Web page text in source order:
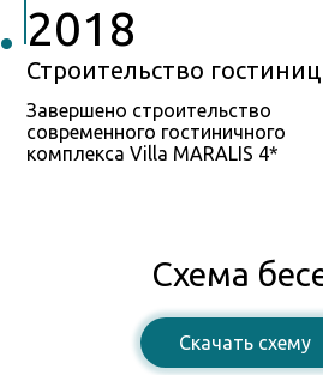
2018
Строительство
Завершено строительство
современного гостиничного
комплекса Villa MARALIS 4*
Схема
Скачать схему